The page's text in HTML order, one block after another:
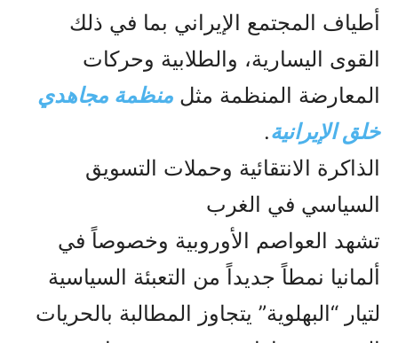
أطياف المجتمع الإيراني بما في ذلك
القوى اليسارية، والطلابية وحركات
المعارضة المنظمة مثل منظمة مجاهدي
خلق الإيرانية.
الذاكرة الانتقائية وحملات التسويق
السياسي في الغرب
تشهد العواصم الأوروبية وخصوصاً في
ألمانيا نمطاً جديداً من التعبئة السياسية
لتيار “البهلوية” يتجاوز المطالبة بالحريات